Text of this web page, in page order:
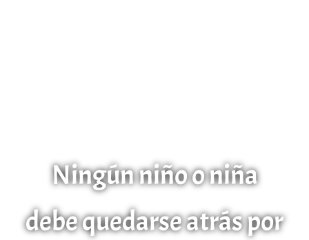
Ningún niño o niña
debe quedarse atrás por